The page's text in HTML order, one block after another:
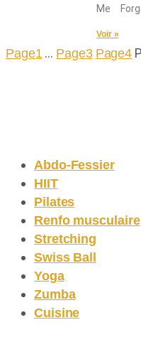
Me
Voir »
Page1 … Page3 Page4
Abdo-Fessier
HIIT
Pilates
Renfo musculaire
Stretching
Swiss Ball
Yoga
Zumba
Cuisine